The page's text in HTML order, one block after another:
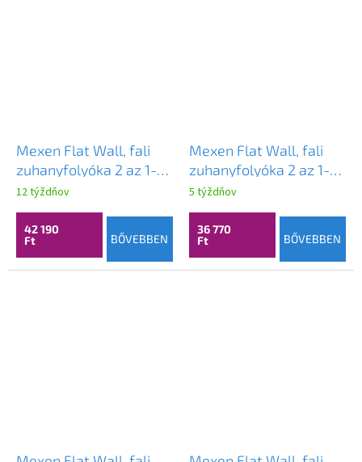
Mexen Flat Wall, fali
zuhanyfolyóka 2 az 1-
ben, 90 cm, szálcsiszolt
grafit, 1E30090
12 týždňov
42 190
Ft
BŐVEBBEN
Mexen Flat Wall, fali
zuhanyfolyóka 2 az 1-
ben, 80 cm, matt arany,
1A30080
5 týždňov
36 770
Ft
BŐVEBBEN